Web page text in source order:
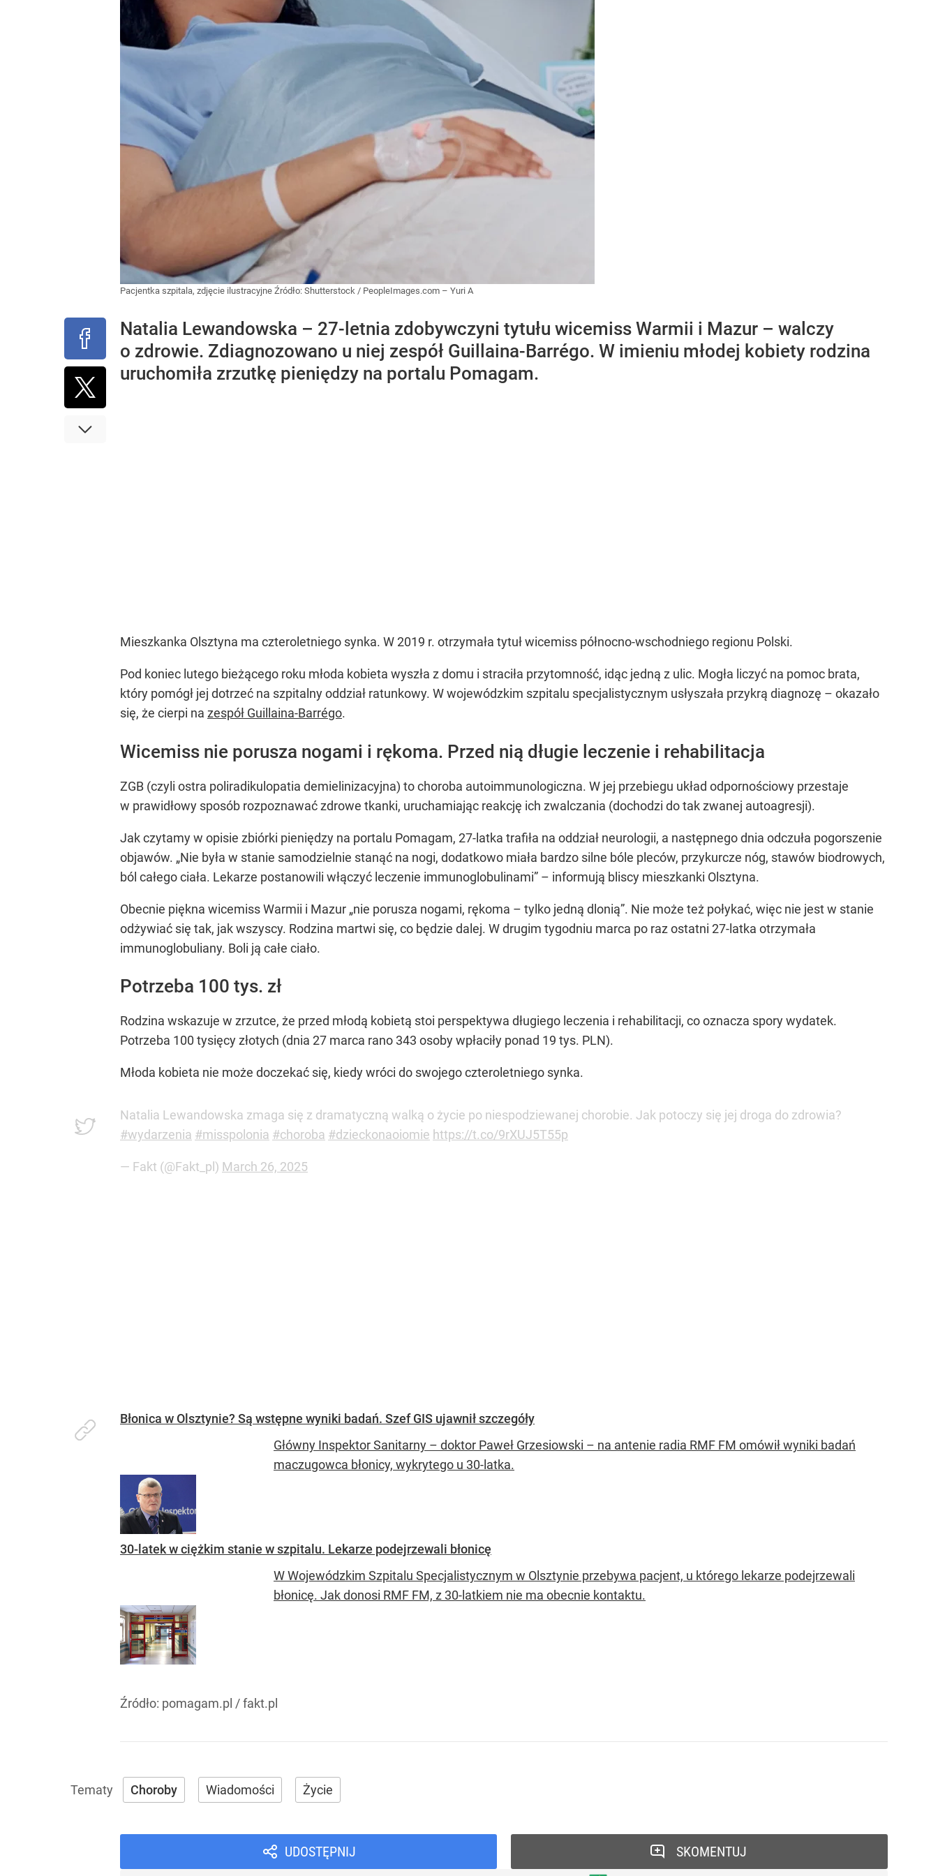
Pacjentka szpitala, zdjęcie ilustracyjne Źródło: Shutterstock / PeopleImages.com – Yuri A
Natalia Lewandowska – 27-letnia zdobywczyni tytułu wicemiss Warmii i Mazur – walczy
o zdrowie. Zdiagnozowano u niej zespół Guillaina-Barrégo. W imieniu młodej kobiety rodzina
uruchomiła zrzutkę pieniędzy na portalu Pomagam.
Mieszkanka Olsztyna ma czteroletniego synka. W 2019 r. otrzymała tytuł wicemiss północno-wschodniego regionu Polski.
Pod koniec lutego bieżącego roku młoda kobieta wyszła z domu i straciła przytomność, idąc jedną z ulic. Mogła liczyć na pomoc brata,
który pomógł jej dotrzeć na szpitalny oddział ratunkowy. W wojewódzkim szpitalu specjalistycznym usłyszała przykrą diagnozę – okazało
się, że cierpi na zespół Guillaina-Barrégo.
Wicemiss nie porusza nogami i rękoma. Przed nią długie leczenie i rehabilitacja
ZGB (czyli ostra poliradikulopatia demielinizacyjna) to choroba autoimmunologiczna. W jej przebiegu układ odpornościowy przestaje
w prawidłowy sposób rozpoznawać zdrowe tkanki, uruchamiając reakcję ich zwalczania (dochodzi do tak zwanej autoagresji).
Jak czytamy w opisie zbiórki pieniędzy na portalu Pomagam, 27-latka trafiła na oddział neurologii, a następnego dnia odczuła pogorszenie
objawów. „Nie była w stanie samodzielnie stanąć na nogi, dodatkowo miała bardzo silne bóle pleców, przykurcze nóg, stawów biodrowych,
ból całego ciała. Lekarze postanowili włączyć leczenie immunoglobulinami” – informują bliscy mieszkanki Olsztyna.
Obecnie piękna wicemiss Warmii i Mazur „nie porusza nogami, rękoma – tylko jedną dlonią”. Nie może też połykać, więc nie jest w stanie
odżywiać się tak, jak wszyscy. Rodzina martwi się, co będzie dalej. W drugim tygodniu marca po raz ostatni 27-latka otrzymała
immunoglobuliany. Boli ją całe ciało.
Potrzeba 100 tys. zł
Rodzina wskazuje w zrzutce, że przed młodą kobietą stoi perspektywa długiego leczenia i rehabilitacji, co oznacza spory wydatek.
Potrzeba 100 tysięcy złotych (dnia 27 marca rano 343 osoby wpłaciły ponad 19 tys. PLN).
Młoda kobieta nie może doczekać się, kiedy wróci do swojego czteroletniego synka.
Natalia Lewandowska zmaga się z dramatyczną walką o życie po niespodziewanej chorobie. Jak potoczy się jej droga do zdrowia?
#wydarzenia #misspolonia #choroba #dzieckonaoiomie https://t.co/9rXUJ5T55p
— Fakt (@Fakt_pl) March 26, 2025
Błonica w Olsztynie? Są wstępne wyniki badań. Szef GIS ujawnił szczegóły
Główny Inspektor Sanitarny – doktor Paweł Grzesiowski – na antenie radia RMF FM omówił wyniki badań
maczugowca błonicy, wykrytego u 30-latka.
30-latek w ciężkim stanie w szpitalu. Lekarze podejrzewali błonicę
W Wojewódzkim Szpitalu Specjalistycznym w Olsztynie przebywa pacjent, u którego lekarze podejrzewali
błonicę. Jak donosi RMF FM, z 30-latkiem nie ma obecnie kontaktu.
Źródło: pomagam.pl / fakt.pl
Choroby Wiadomości Życie
UDOSTĘPNIJ SKOMENTUJ